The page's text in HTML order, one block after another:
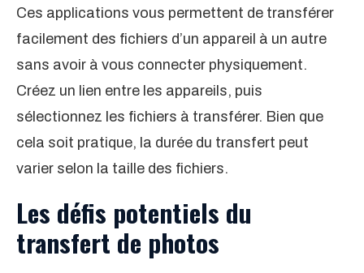
Ces applications vous permettent de transférer
facilement des fichiers d’un appareil à un autre
sans avoir à vous connecter physiquement.
Créez un lien entre les appareils, puis
sélectionnez les fichiers à transférer. Bien que
cela soit pratique, la durée du transfert peut
varier selon la taille des fichiers.
Les défis potentiels du
transfert de photos